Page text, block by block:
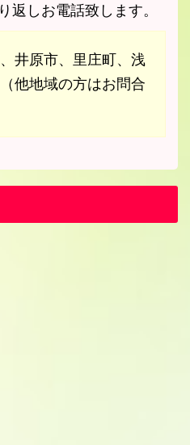
返しお電話致します。
井原市、里庄町、浅
他地域の方はお問合